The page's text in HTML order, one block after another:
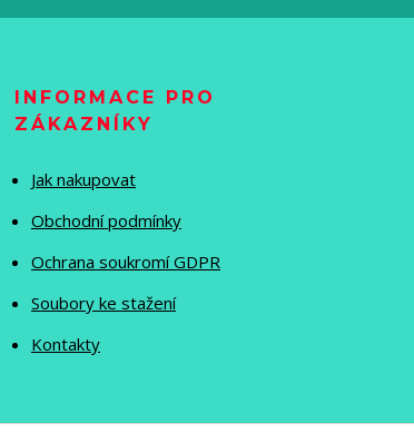
INFORMACE PRO
ZÁKAZNÍKY
Jak nakupovat
Obchodní podmínky
Ochrana soukromí GDPR
Soubory ke stažení
Kontakty